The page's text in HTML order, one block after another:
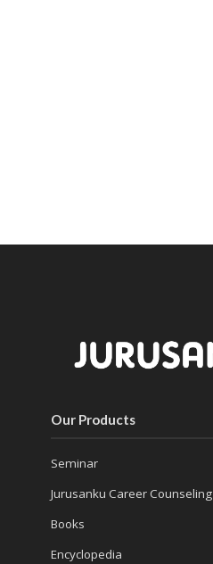
Our Products
Seminar
Jurusanku Career Counseling
Books
Encyclopedia